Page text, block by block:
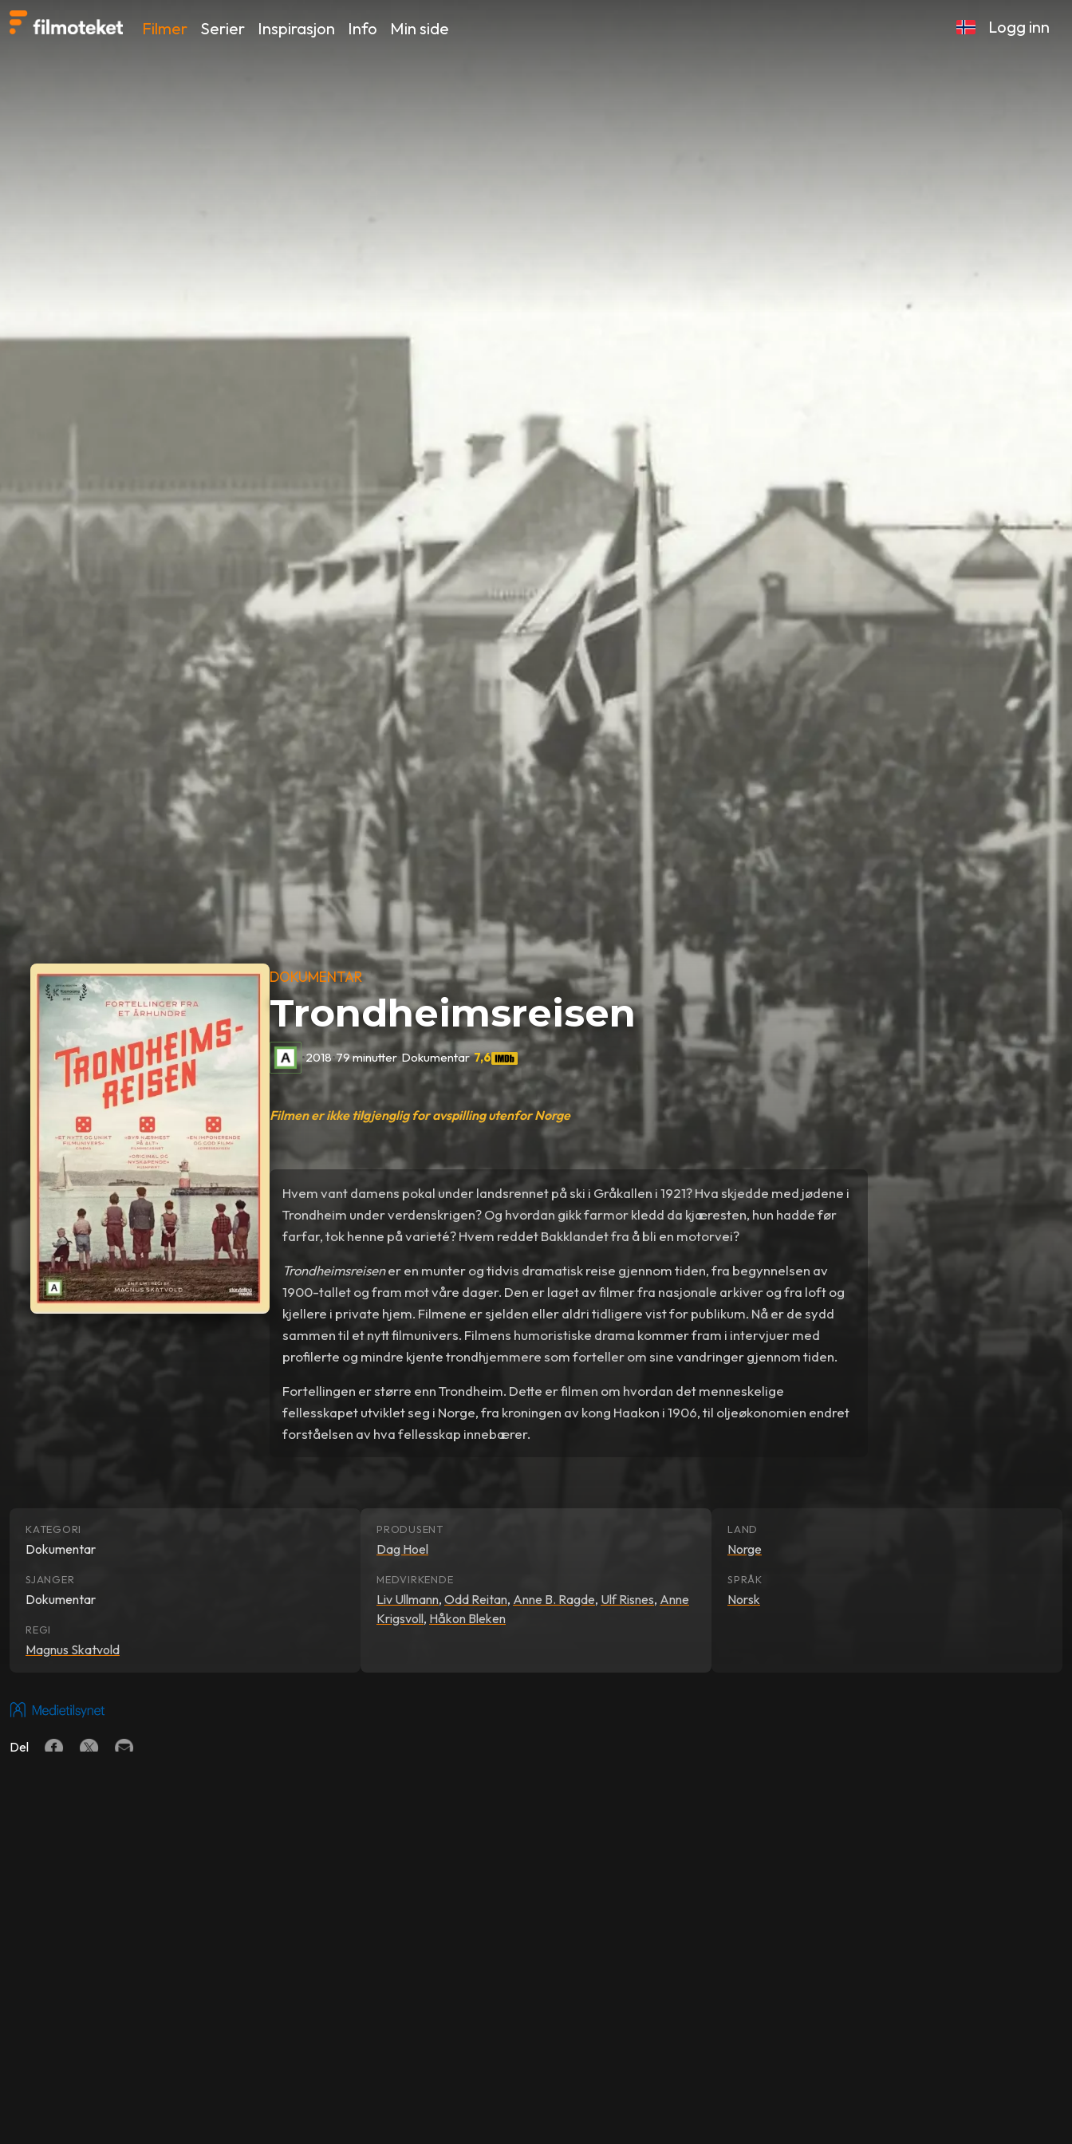
Filmer Serier Inspirasjon Info Min side Logg inn
DOKUMENTAR
Trondheimsreisen
•2018•79 minutter•Dokumentar•7,6
Filmen er ikke tilgjenglig for avspilling utenfor Norge
Hvem vant damens pokal under landsrennet på ski i Gråkallen i 1921? Hva skjedde med jødene i
Trondheim under verdenskrigen? Og hvordan gikk farmor kledd da kjæresten, hun hadde før
farfar, tok henne på varieté? Hvem reddet Bakklandet fra å bli en motorvei?
Trondheimsreisener en munter og tidvis dramatisk reise gjennom tiden, fra begynnelsen av
1900-tallet og fram mot våre dager. Den er laget av filmer fra nasjonale arkiver og fra loft og
kjellere i private hjem. Filmene er sjelden eller aldri tidligere vist for publikum. Nå er de sydd
sammen til et nytt filmunivers. Filmens humoristiske drama kommer fram i intervjuer med
profilerte og mindre kjente trondhjemmere som forteller om sine vandringer gjennom tiden.
Fortellingen er større enn Trondheim. Dette er filmen om hvordan det menneskelige
fellesskapet utviklet seg i Norge, fra kroningen av kong Haakon i 1906, til oljeøkonomien endret
forståelsen av hva fellesskap innebærer.
KATEGORI
Dokumentar
SJANGER
Dokumentar
REGI
Magnus Skatvold
PRODUSENT
Dag Hoel
MEDVIRKENDE
Liv Ullmann, Odd Reitan, Anne B. Ragde, Ulf Risnes, Anne
Krigsvoll, Håkon Bleken
LAND
Norge
SPRÅK
Norsk
Del